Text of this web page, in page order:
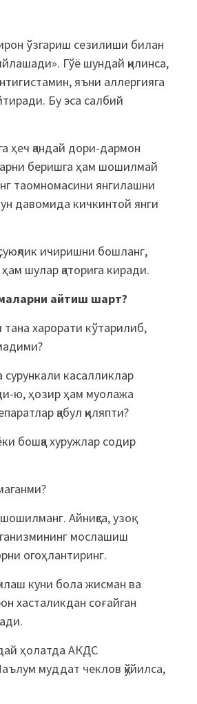
ўзгариш сезилиши билан
Гўё шундай қилинса,
яъни аллергияга
Бу эса салбий
ҳеч қандай дори-дармон
беришга ҳам шошилмай
таомномасини янгилашни
давомида кичкинтой янги
ичиришни бошланг,
шулар қаторига киради.
айтиш шарт?
харорати кўтарилиб,
сурункали касалликлар
ю, ҳозир ҳам муолажа
қабул қиляпти?
бошқа хуружлар содир
Айниқса, узоқ
мослашиш
огоҳлантиринг.
куни бола жисман ва
хасталикдан соғайган
ҳолатда АКДС
муддат чеклов қўйилса,